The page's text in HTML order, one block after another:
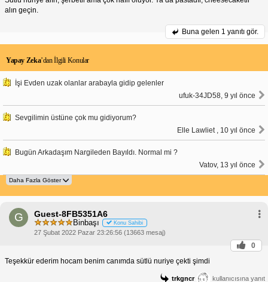
alın geçin.
Buna gelen 1 yanıtı gör.
Yapay Zeka’dan İlgili Konular
İşi Evden uzak olanlar arabayla gidip gelenler
ufuk-34JD58, 9 yıl önce
Sevgilimin üstüne çok mu gidiyorum?
Elle Lawliet , 10 yıl önce
Bugün Arkadaşım Nargileden Bayıldı. Normal mi ?
Vatov, 13 yıl önce
G Guest-8FB5351A6
Binbaşı Konu Sahibi
27 Şubat 2022 Pazar 23:26:56 (13663 mesaj)
0
Teşekkür ederim hocam benim canımda sütlü nuriye çekti şimdi
trkgncr kullanıcısına yanıt